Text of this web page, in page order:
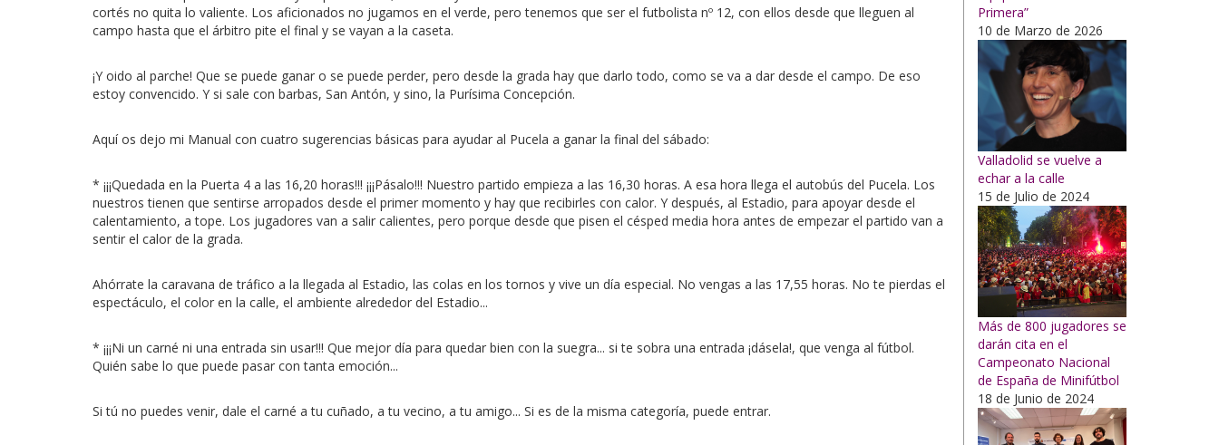
cortés no quita lo valiente. Los aficionados no jugamos en el verde, pero tenemos que ser el futbolista nº 12, con ellos desde que lleguen al
campo hasta que el árbitro pite el final y se vayan a la caseta.
¡Y oido al parche! Que se puede ganar o se puede perder, pero desde la grada hay que darlo todo, como se va a dar desde el campo. De eso
estoy convencido. Y si sale con barbas, San Antón, y sino, la Purísima Concepción.
Aquí os dejo mi Manual con cuatro sugerencias básicas para ayudar al Pucela a ganar la final del sábado:
* ¡¡¡Quedada en la Puerta 4 a las 16,20 horas!!! ¡¡¡Pásalo!!! Nuestro partido empieza a las 16,30 horas. A esa hora llega el autobús del Pucela. Los
nuestros tienen que sentirse arropados desde el primer momento y hay que recibirles con calor. Y después, al Estadio, para apoyar desde el
calentamiento, a tope. Los jugadores van a salir calientes, pero porque desde que pisen el césped media hora antes de empezar el partido van a
sentir el calor de la grada.
Ahórrate la caravana de tráfico a la llegada al Estadio, las colas en los tornos y vive un día especial. No vengas a las 17,55 horas. No te pierdas el
espectáculo, el color en la calle, el ambiente alrededor del Estadio...
* ¡¡¡Ni un carné ni una entrada sin usar!!! Que mejor día para quedar bien con la suegra... si te sobra una entrada ¡dásela!, que venga al fútbol.
Quién sabe lo que puede pasar con tanta emoción...
Si tú no puedes venir, dale el carné a tu cuñado, a tu vecino, a tu amigo... Si es de la misma categoría, puede entrar.
Primera”
10 de Marzo de 2026
Valladolid se vuelve a
echar a la calle
15 de Julio de 2024
Más de 800 jugadores se
darán cita en el
Campeonato Nacional
de España de Minifútbol
18 de Junio de 2024